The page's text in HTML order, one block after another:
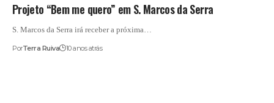
Projeto “Bem me quero” em S. Marcos da Serra
S. Marcos da Serra irá receber a próxima…
PorTerra Ruiva 10 anos atrás